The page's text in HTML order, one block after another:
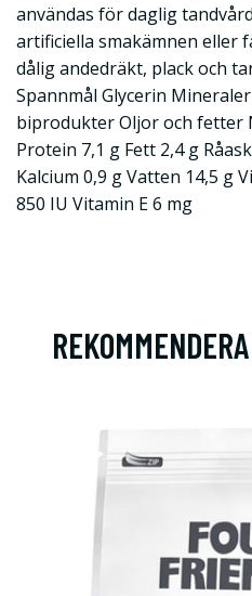
användas för daglig
artificiella smakämnen eller
dålig andedräkt, plack och
Spannmål Glycerin
biprodukter Oljor och fetter
Protein 7,1 g Fett 2,4 g
Kalcium 0,9 g Vatten 14,5 g
850 IU Vitamin E 6 mg